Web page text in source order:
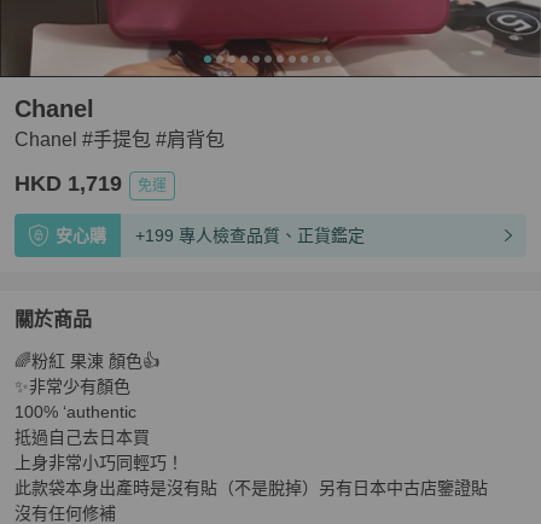
Chanel #手提包 #肩背包
Chanel
HKD 1,719 免運
安心購 +199 專人檢查品質、正貨鑑定
關於商品
關於Chanel #手提包 #肩背包
🌈粉紅 果涷 顏色👍
✨非常少有顏色
100% ‘authentic
抵過自己去日本買
上身非常小巧同輕巧！
此款袋本身出產時是沒有貼（不是脫掉）另有日本中古店鑒證貼
沒有任何修補